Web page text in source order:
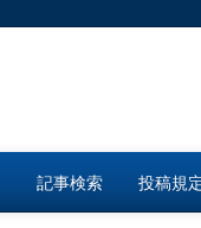
記事検索 投稿規